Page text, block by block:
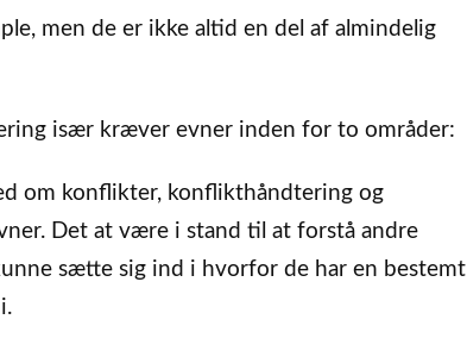
men de er ikke altid en del af almindelig
især kræver evner inden for to områder:
om konflikter, konflikthåndtering og
Det at være i stand til at forstå andre
sætte sig ind i hvorfor de har en bestemt